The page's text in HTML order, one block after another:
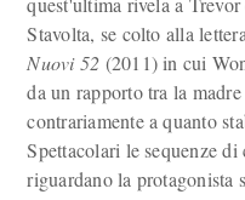
Stavolta, se colto alla
Nuovi 52 (2011) in cui
da un rapporto tra la
contrariamente a quanto
Spettacolari le sequenze
riguardano la protagonista